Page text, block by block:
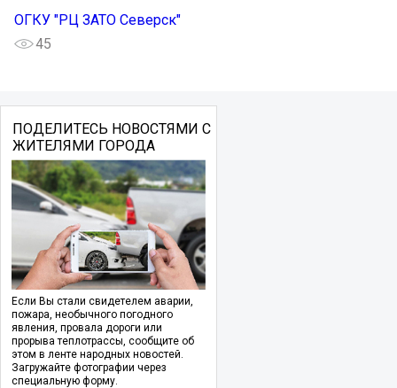
ОГКУ "РЦ ЗАТО Северск"
45
ПОДЕЛИТЕСЬ НОВОСТЯМИ С
ЖИТЕЛЯМИ ГОРОДА
Если Вы стали свидетелем аварии,
пожара, необычного погодного
явления, провала дороги или
прорыва теплотрассы, сообщите об
этом в ленте народных новостей.
Загружайте фотографии через
специальную форму.